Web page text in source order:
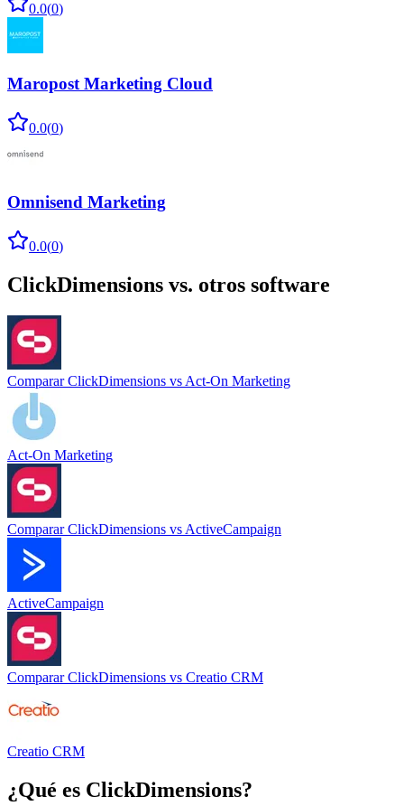
0.0(0)
Maropost Marketing Cloud
0.0(0)
Omnisend Marketing
0.0(0)
ClickDimensions vs. otros software
Comparar ClickDimensions vs Act-On Marketing
Act-On Marketing
Comparar ClickDimensions vs ActiveCampaign
ActiveCampaign
Comparar ClickDimensions vs Creatio CRM
Creatio CRM
¿Qué es ClickDimensions?